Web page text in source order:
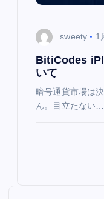
sweety 1
BitiCodes
いて
暗号通貨市場は
ん。目立たない…